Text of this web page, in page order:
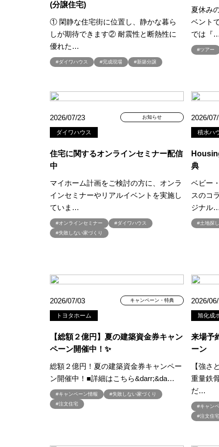
#キャンペーン
#クチーナ
#クッキング
#
#クレバリーホーム
#グッズプ
#グレードア
#コンシェルジュ
#スキップフロア
#スキップフ
#セキスイハイム木の家
#セキ
#ソーラ
#デザイナーズハウス
#デザイ
#ナイトツアー
#ハロウィンイベント
#ハロウ
#バルーンアート
#バレンタイ
#パナソニックホームズの分譲
#パナソニックホームズ防災の家
#ペットに優しい家作り
#ホームエレベーター採用住宅
#マイホームフェア
#マイホー
#ミサワ
#ユニバーサルホーム
#ライフ
#リアルサイズモデル
#リアル
#リフォーム相談
#ローン相
(分譲住宅)
① 閑静な住宅街に位置し、静かな暮ら
しが期待できます② 耐震性と断熱性に
優れた…
#ダイワハウス #完成現場 #新築分譲
夏休み
ベント
では『
#ツアー
2026/07/23 お知らせ
ダイワハウス
住宅に関するオンラインセミナー配信
中
マイホーム計画をご検討の方に、オンラ
インセミナーやリアルイベントを実施し
ていま…
#オンラインセミナー
#ダイワハウス
#失敗しない家づくり
2026/
積水ハ
典
ベビー
スのコ
ジナル
#土地探し
2026/07/03 キャンペーン・特典
トヨタホーム
【総額２億円】夏の建築資金券キャン
ペーン開催中！✨
総額２億円！夏の建築資金券キャンペー
ン開催中！■詳細はこちら&darr;&da…
#キャンペーン情報
#失敗しない家づくり
#注文住宅
2026/
旭化成
来場予
ーン
【強さ
重量鉄
だ…
#キャン
#注文住宅